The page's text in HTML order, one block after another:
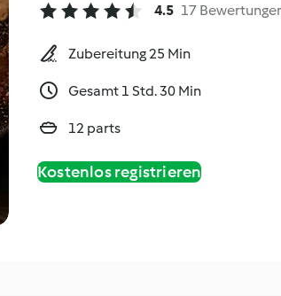
4.5 17
Zubereitung 25 Min
Gesamt 1 Std. 30 Min
12 parts
Kostenlos registrieren